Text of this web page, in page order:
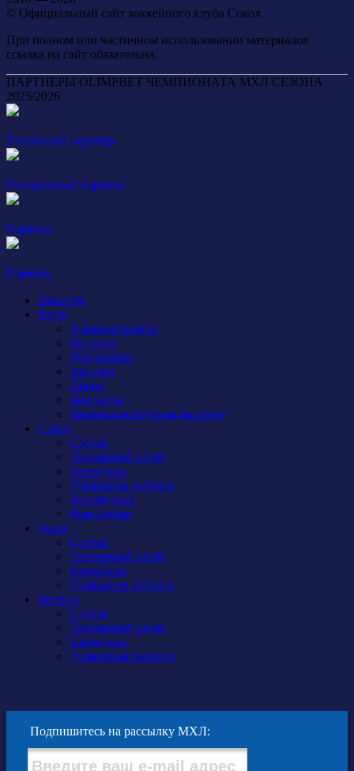
© Официальный сайт хоккейного клуба Сокол
При полном или частичном использовании материалов
ссылка на сайт обязательна.
ПАРТНЕРЫ OLIMPBET ЧЕМПИОНАТА МХЛ СЕЗОНА
2025/2026
Титульный партнер
Генеральный партнер
Партнер
Партнер
Новости
Клуб
Администрация
История
Документы
Закупки
Арена
Контакты
Правила поведения на арене
Сокол
Состав
Тренерский штаб
Календарь
Турнирная таблица
Атрибутика
Фан-сектор
Рыси
Состав
Тренерский штаб
Календарь
Турнирная таблица
Бирюса
Состав
Тренерский штаб
Календарь
Турнирная таблица
Подпишитесь на рассылку МХЛ: